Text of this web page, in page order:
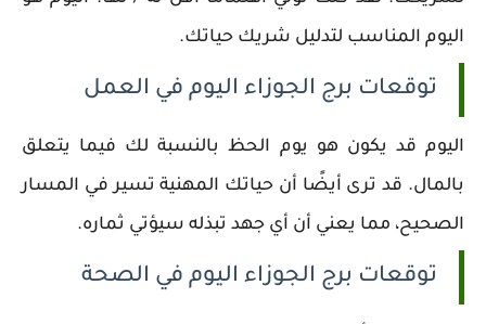
اليوم المناسب لتدليل شريك حياتك.
توقعات برج الجوزاء اليوم في العمل
اليوم قد يكون هو يوم الحظ بالنسبة لك فيما يتعلق
بالمال. قد ترى أيضًا أن حياتك المهنية تسير في المسار
الصحيح، مما يعني أن أي جهد تبذله سيؤتي ثماره.
توقعات برج الجوزاء اليوم في الصحة